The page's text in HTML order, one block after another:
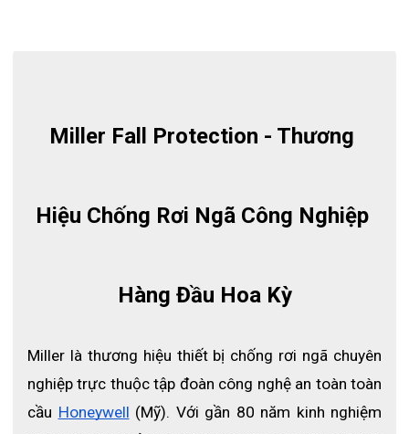
+ 2 thiết bị chống sóc TurboLite PFLs
+ 2 dây chống rơi Lanyard chịu lực, chống cắt
+ 2 móc khoá ( Snap Hooks ) làm bằng hợp kim thép không
Miller Fall Protection - Thương
Hiệu Chống Rơi Ngã Công Nghiệp
Hàng Đầu Hoa Kỳ
Miller là thương hiệu thiết bị chống rơi ngã chuyên
nghiệp trực thuộc tập đoàn công nghệ an toàn toàn
cầu Honeywell (Mỹ). Với gần 80 năm kinh nghiệm